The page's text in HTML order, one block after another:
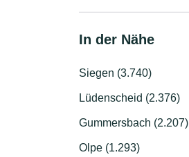
In der Nähe
Siegen (3.740)
Lüdenscheid (2.376)
Gummersbach (2.207)
Olpe (1.293)